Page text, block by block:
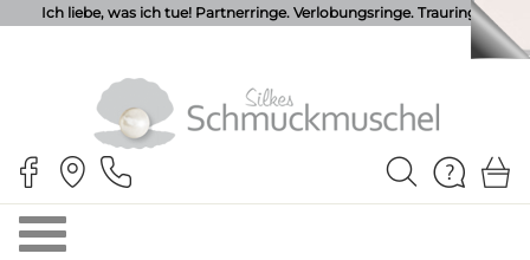
Ich liebe, was ich tue! Partnerringe. Verlobungsringe. Trauringe.